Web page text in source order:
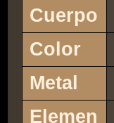
Cuerpo
Color
Metal
Elemen